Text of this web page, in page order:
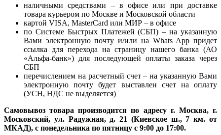
наличными средствами – в офисе или при доставке
товара курьером по Москве и Московской области
картой VISA, MasterCard или МИР – в офисе
по Системе Быстрых Платежей (СБП) – на указанную
Вами электронную почту и/или на Whats App придет
ссылка для перехода на страницу нашего банка (АО
«Альфа-банк») для последующей оплаты заказа через
СБП
перечислением на расчетный счет – на указанную Вами
электронную почту будет выставлен счет на оплату
(УСН, НДС не выделяется)
Самовывоз товара производится по адресу г. Москва, г.
Московский, ул. Радужная, д. 21 (Киевское ш., 7 км. от
МКАД), с понедельника по пятницу с 9:00 до 17:00.